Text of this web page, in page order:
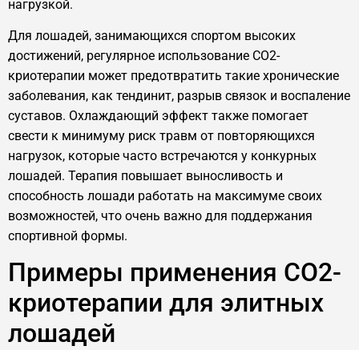
нагрузкой.
Для лошадей, занимающихся спортом высоких
достижений, регулярное использование CO2-
криотерапии может предотвратить такие хронические
заболевания, как тендинит, разрыв связок и воспаление
суставов. Охлаждающий эффект также помогает
свести к минимуму риск травм от повторяющихся
нагрузок, которые часто встречаются у конкурных
лошадей. Терапия повышает выносливость и
способность лошади работать на максимуме своих
возможностей, что очень важно для поддержания
спортивной формы.
Примеры применения CO2-
криотерапии для элитных
лошадей